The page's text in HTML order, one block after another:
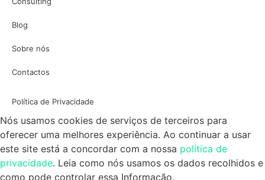
Blog
Sobre nós
Contactos
Política de Privacidade
Nós usamos cookies de serviços de terceiros para
oferecer uma melhores experiência. Ao continuar a usar
este site está a concordar com a nossa política de
privacidade. Leia como nós usamos os dados recolhidos e
como pode controlar essa Informação.